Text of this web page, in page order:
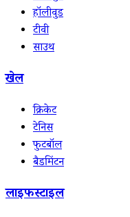
हॉलीवुड
टीवी
साउथ
खेल
क्रिकेट
टेनिस
फुटबॉल
बैडमिंटन
लाइफस्टाइल